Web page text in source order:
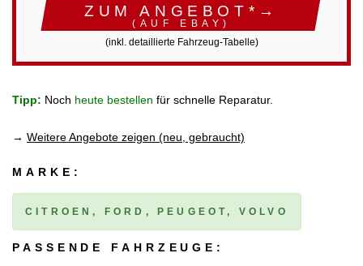
ZUM ANGEBOT*→
(AUF EBAY)
(inkl. detaillierte Fahrzeug-Tabelle)
Tipp: Noch heute bestellen für schnelle Reparatur.
→ Weitere Angebote zeigen (neu, gebraucht)
MARKE:
CITROEN, FORD, PEUGEOT, VOLVO
PASSENDE FAHRZEUGE: